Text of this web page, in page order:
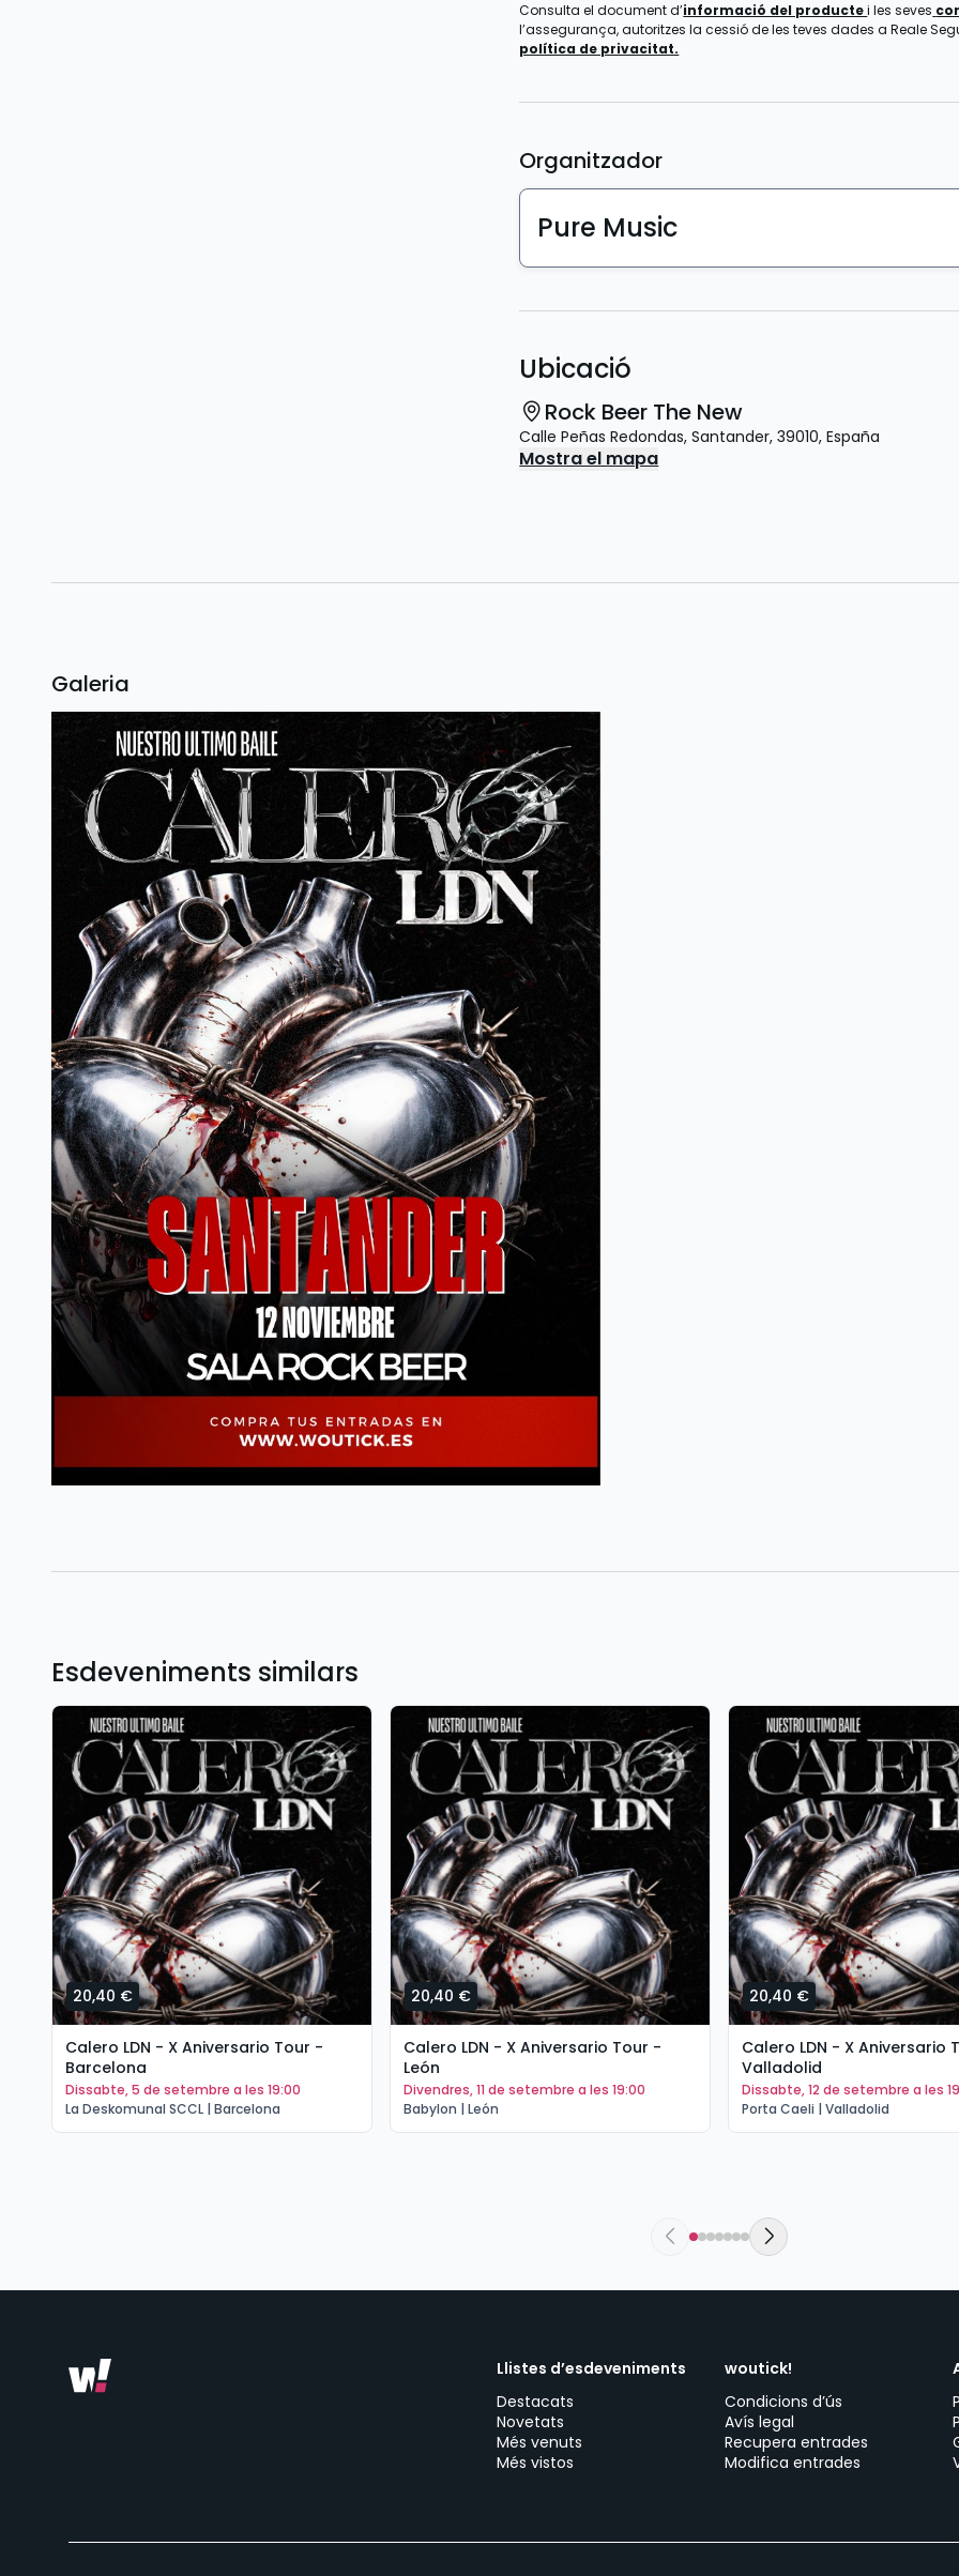
Consulta el document d’informació del productei les seves
l’assegurança, autoritzes la cessió de les teves dades a Reale
política de privacitat.
Organitzador
Pure Music
Ubicació
Rock Beer The New
Calle Peñas Redondas, Santander, 39010, España
Mostra el mapa
Galeria
Esdeveniments similars
20,40 €
Calero LDN - X Aniversario Tour -
Barcelona
dissabte, 5 de setembre a les 19:00
La Deskomunal SCCL | Barcelona
20,40 €
Calero LDN - X Aniversario Tour -
León
divendres, 11 de setembre a les 19:00
Babylon | León
20,40 €
Calero LDN - X Aniversario
Valladolid
dissabte, 12 de setembre a les
Porta Caeli | Valladolid
Llistes d’esdeveniments
Destacats
Novetats
Més venuts
Més vistos
woutick!
Condicions d’ús
Avís legal
Recupera entrades
Modifica entrades